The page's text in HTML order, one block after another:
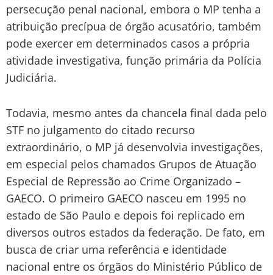
persecução penal nacional, embora o MP tenha a
atribuição precípua de órgão acusatório, também
pode exercer em determinados casos a própria
atividade investigativa, função primária da Polícia
Judiciária.
Todavia, mesmo antes da chancela final dada pelo
STF no julgamento do citado recurso
extraordinário, o MP já desenvolvia investigações,
em especial pelos chamados Grupos de Atuação
Especial de Repressão ao Crime Organizado –
GAECO. O primeiro GAECO nasceu em 1995 no
estado de São Paulo e depois foi replicado em
diversos outros estados da federação. De fato, em
busca de criar uma referência e identidade
nacional entre os órgãos do Ministério Público de